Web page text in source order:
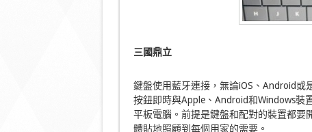
三國鼎立
鍵盤使用藍牙連接，無論iOS、Android或
按鈕即時與Apple、Android和Windows裝
平板電腦。前提是鍵盤和配對的裝置都要
體貼地照顧到每個用家的需要。